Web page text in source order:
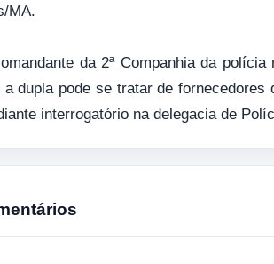
MA.
da 2ª Companhia da
a dupla pode se tratar de
interrogatório na delegacia de